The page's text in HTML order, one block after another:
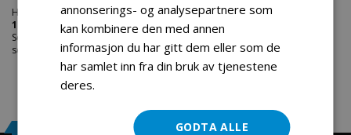
Hos engrosservice.no får du kjøptavr voltregulator dieselaggregat
1
til markedets beste priser. Bestill enaggregat-deler
Service. Vi har et stort utvalg av produkter innen: Hjem, sport og fritids
segmentet. Velkommen skal du være.
annonserings- og analysepartnere som
kan kombinere den med annen
informasjon du har gitt dem eller som de
har samlet inn fra din bruk av tjenestene
deres.
GODTA ALLE